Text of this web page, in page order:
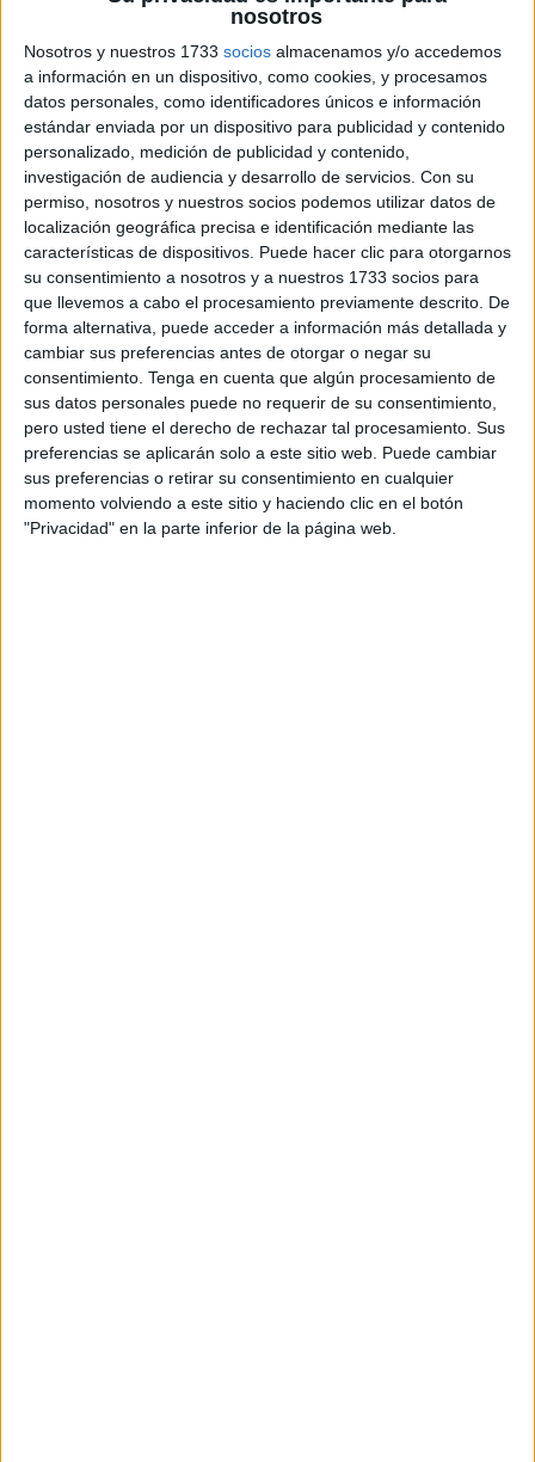
nosotros
Nosotros y nuestros 1733 socios almacenamos y/o accedemos
a información en un dispositivo, como cookies, y procesamos
datos personales, como identificadores únicos e información
estándar enviada por un dispositivo para publicidad y contenido
personalizado, medición de publicidad y contenido,
investigación de audiencia y desarrollo de servicios. Con su
permiso, nosotros y nuestros socios podemos utilizar datos de
localización geográfica precisa e identificación mediante las
características de dispositivos. Puede hacer clic para otorgarnos
su consentimiento a nosotros y a nuestros 1733 socios para
que llevemos a cabo el procesamiento previamente descrito. De
forma alternativa, puede acceder a información más detallada y
cambiar sus preferencias antes de otorgar o negar su
consentimiento. Tenga en cuenta que algún procesamiento de
sus datos personales puede no requerir de su consentimiento,
pero usted tiene el derecho de rechazar tal procesamiento. Sus
preferencias se aplicarán solo a este sitio web. Puede cambiar
sus preferencias o retirar su consentimiento en cualquier
momento volviendo a este sitio y haciendo clic en el botón
"Privacidad" en la parte inferior de la página web.